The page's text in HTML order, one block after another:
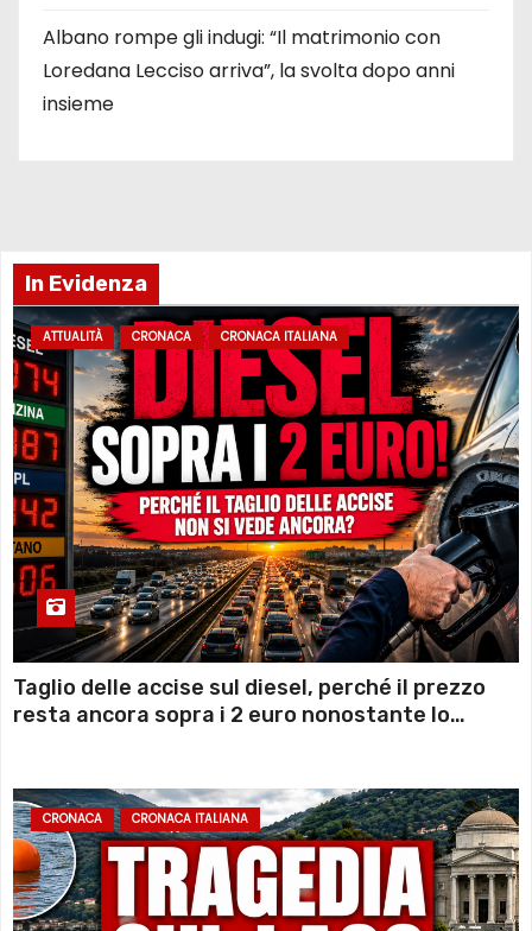
Albano rompe gli indugi: “Il matrimonio con
Loredana Lecciso arriva”, la svolta dopo anni
insieme
In Evidenza
ATTUALITÀ CRONACA CRONACA ITALIANA
Taglio delle accise sul diesel, perché il prezzo
resta ancora sopra i 2 euro nonostante lo
CRONACA CRONACA ITALIANA